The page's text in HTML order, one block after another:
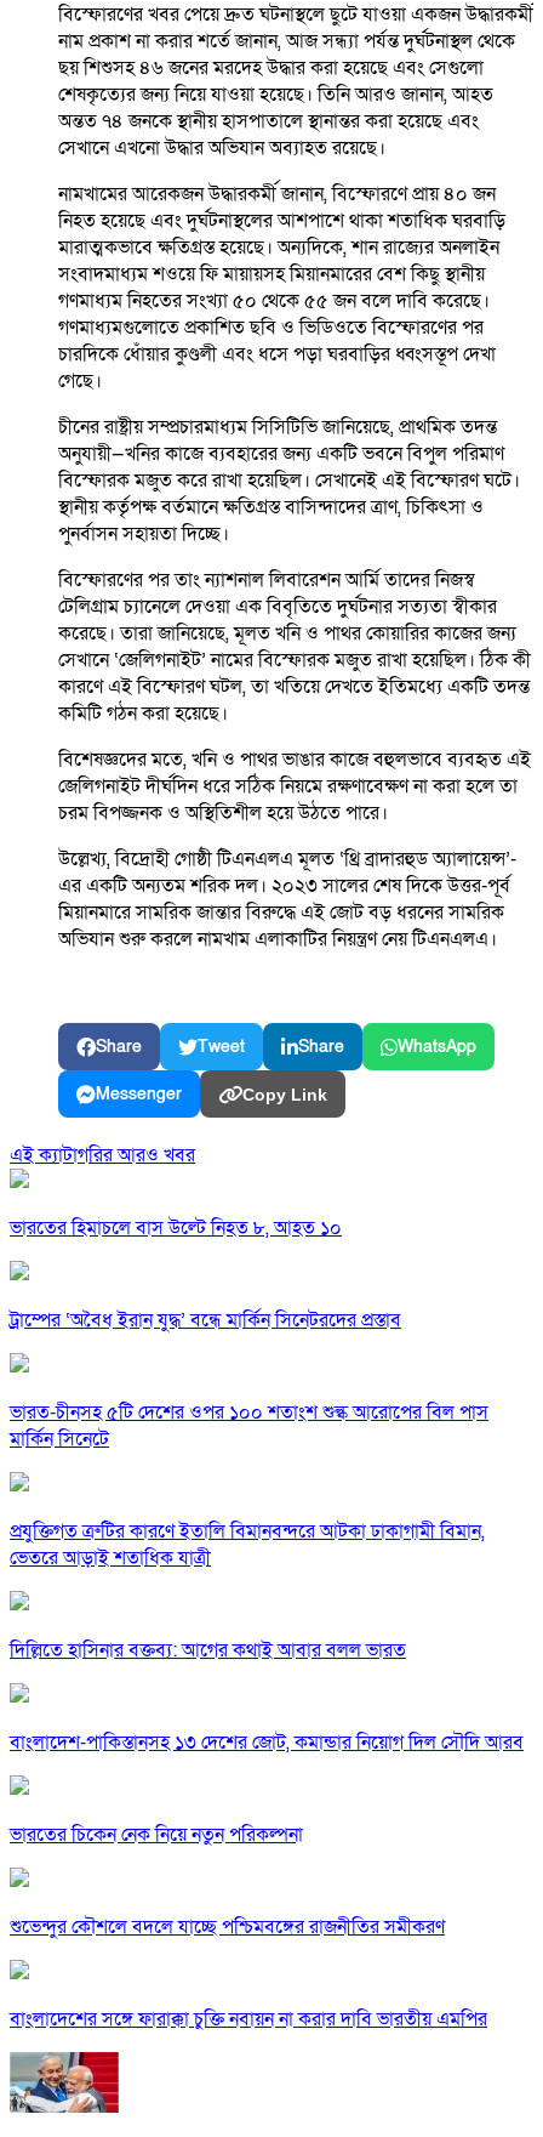
বিস্ফোরণের খবর পেয়ে দ্রুত ঘটনাস্থলে ছুটে যাওয়া একজন উদ্ধারকর্মী
নাম প্রকাশ না করার শর্তে জানান, আজ সন্ধ্যা পর্যন্ত দুর্ঘটনাস্থল থেকে
ছয় শিশুসহ ৪৬ জনের মরদেহ উদ্ধার করা হয়েছে এবং সেগুলো
শেষকৃত্যের জন্য নিয়ে যাওয়া হয়েছে। তিনি আরও জানান, আহত
অন্তত ৭৪ জনকে স্থানীয় হাসপাতালে স্থানান্তর করা হয়েছে এবং
সেখানে এখনো উদ্ধার অভিযান অব্যাহত রয়েছে।
নামখামের আরেকজন উদ্ধারকর্মী জানান, বিস্ফোরণে প্রায় ৪০ জন
নিহত হয়েছে এবং দুর্ঘটনাস্থলের আশপাশে থাকা শতাধিক ঘরবাড়ি
মারাত্মকভাবে ক্ষতিগ্রস্ত হয়েছে। অন্যদিকে, শান রাজ্যের অনলাইন
সংবাদমাধ্যম শওয়ে ফি মায়ায়সহ মিয়ানমারের বেশ কিছু স্থানীয়
গণমাধ্যম নিহতের সংখ্যা ৫০ থেকে ৫৫ জন বলে দাবি করেছে।
গণমাধ্যমগুলোতে প্রকাশিত ছবি ও ভিডিওতে বিস্ফোরণের পর
চারদিকে ধোঁয়ার কুণ্ডলী এবং ধসে পড়া ঘরবাড়ির ধ্বংসস্তূপ দেখা
গেছে।
চীনের রাষ্ট্রীয় সম্প্রচারমাধ্যম সিসিটিভি জানিয়েছে, প্রাথমিক তদন্ত
অনুযায়ী—খনির কাজে ব্যবহারের জন্য একটি ভবনে বিপুল পরিমাণ
বিস্ফোরক মজুত করে রাখা হয়েছিল। সেখানেই এই বিস্ফোরণ ঘটে।
স্থানীয় কর্তৃপক্ষ বর্তমানে ক্ষতিগ্রস্ত বাসিন্দাদের ত্রাণ, চিকিৎসা ও
পুনর্বাসন সহায়তা দিচ্ছে।
বিস্ফোরণের পর তাং ন্যাশনাল লিবারেশন আর্মি তাদের নিজস্ব
টেলিগ্রাম চ্যানেলে দেওয়া এক বিবৃতিতে দুর্ঘটনার সত্যতা স্বীকার
করেছে। তারা জানিয়েছে, মূলত খনি ও পাথর কোয়ারির কাজের জন্য
সেখানে ‘জেলিগনাইট’ নামের বিস্ফোরক মজুত রাখা হয়েছিল। ঠিক কী
কারণে এই বিস্ফোরণ ঘটল, তা খতিয়ে দেখতে ইতিমধ্যে একটি তদন্ত
কমিটি গঠন করা হয়েছে।
বিশেষজ্ঞদের মতে, খনি ও পাথর ভাঙার কাজে বহুলভাবে ব্যবহৃত এই
জেলিগনাইট দীর্ঘদিন ধরে সঠিক নিয়মে রক্ষণাবেক্ষণ না করা হলে তা
চরম বিপজ্জনক ও অস্থিতিশীল হয়ে উঠতে পারে।
উল্লেখ্য, বিদ্রোহী গোষ্ঠী টিএনএলএ মূলত ‘থ্রি ব্রাদারহুড অ্যালায়েন্স’-
এর একটি অন্যতম শরিক দল। ২০২৩ সালের শেষ দিকে উত্তর-পূর্ব
মিয়ানমারে সামরিক জান্তার বিরুদ্ধে এই জোট বড় ধরনের সামরিক
অভিযান শুরু করলে নামখাম এলাকাটির নিয়ন্ত্রণ নেয় টিএনএলএ।
Share Tweet Share WhatsApp
Messenger Copy Link
এই ক্যাটাগরির আরও খবর
ভারতের হিমাচলে বাস উল্টে নিহত ৮, আহত ১০
ট্রাম্পের ‘অবৈধ ইরান যুদ্ধ’ বন্ধে মার্কিন সিনেটরদের প্রস্তাব
ভারত-চীনসহ ৫টি দেশের ওপর ১০০ শতাংশ শুল্ক আরোপের বিল পাস
মার্কিন সিনেটে
প্রযুক্তিগত ত্রুটির কারণে ইতালি বিমানবন্দরে আটকা ঢাকাগামী বিমান,
ভেতরে আড়াই শতাধিক যাত্রী
দিল্লিতে হাসিনার বক্তব্য: আগের কথাই আবার বলল ভারত
বাংলাদেশ-পাকিস্তানসহ ১৩ দেশের জোট, কমান্ডার নিয়োগ দিল সৌদি আরব
ভারতের চিকেন নেক নিয়ে নতুন পরিকল্পনা
শুভেন্দুর কৌশলে বদলে যাচ্ছে পশ্চিমবঙ্গের রাজনীতির সমীকরণ
বাংলাদেশের সঙ্গে ফারাক্কা চুক্তি নবায়ন না করার দাবি ভারতীয় এমপির